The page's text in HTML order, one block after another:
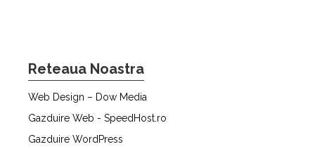
Reteaua Noastra
Web Design – Dow Media
Gazduire Web - SpeedHost.ro
Gazduire WordPress